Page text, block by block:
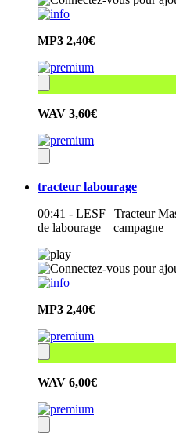
MP3 2,40€
WAV 3,60€
tracteur labourage
00:41 - LESF | Tracteur
de labourage – campagne –
MP3 2,40€
WAV 6,00€